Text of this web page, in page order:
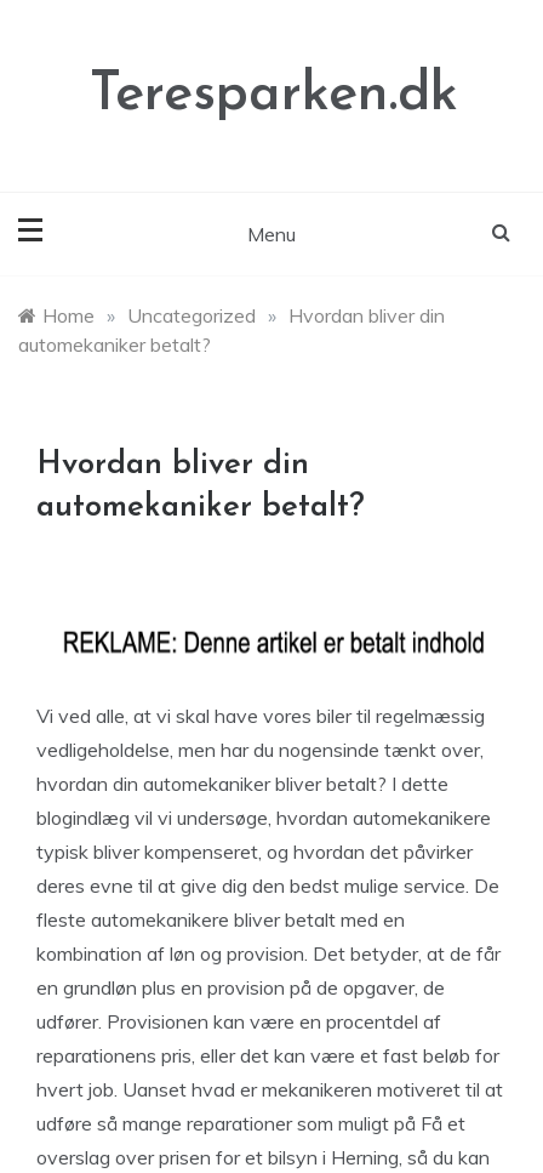
Teresparken.dk
Menu
Home » Uncategorized » Hvordan bliver din
automekaniker betalt?
Hvordan bliver din
automekaniker betalt?
Vi ved alle, at vi skal have vores biler til regelmæssig
vedligeholdelse, men har du nogensinde tænkt over,
hvordan din automekaniker bliver betalt? I dette
blogindlæg vil vi undersøge, hvordan automekanikere
typisk bliver kompenseret, og hvordan det påvirker
deres evne til at give dig den bedst mulige service. De
fleste automekanikere bliver betalt med en
kombination af løn og provision. Det betyder, at de får
en grundløn plus en provision på de opgaver, de
udfører. Provisionen kan være en procentdel af
reparationens pris, eller det kan være et fast beløb for
hvert job. Uanset hvad er mekanikeren motiveret til at
udføre så mange reparationer som muligt på Få et
overslag over prisen for et bilsyn i Herning, så du kan